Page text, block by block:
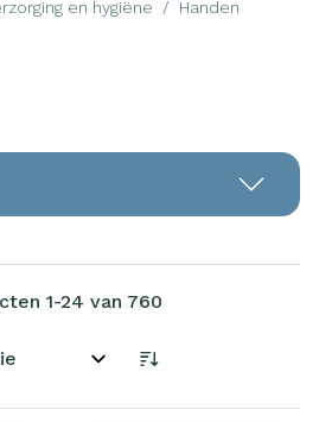
en hygiëne / Handen
1-24 van 760
op: